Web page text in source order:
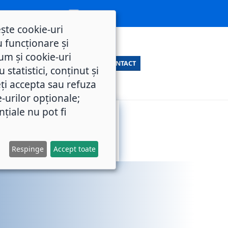
CONTACT
cookie-uri
funcționare și
și cookie-uri
statistici, conținut și
accepta sau refuza
urilor opționale;
nu pot fi
Respinge Accept toate